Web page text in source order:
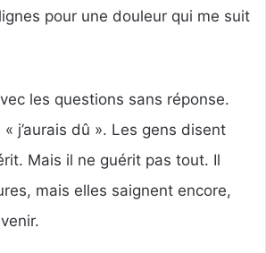
pour une douleur qui me suit
les questions sans réponse.
j’aurais dû ». Les gens disent
Mais il ne guérit pas tout. Il
mais elles saignent encore,